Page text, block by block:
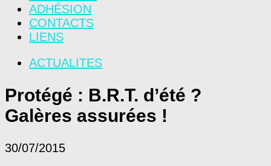
ADHÉSION
CONTACTS
LIENS
ACTUALITES
Protégé : B.R.T. d’été ?
Galères assurées !
30/07/2015